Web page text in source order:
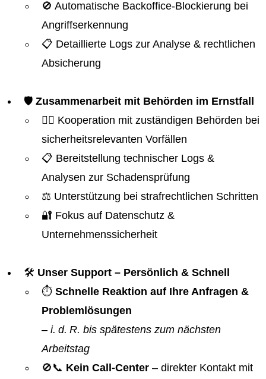
🚫 Automatische Backoffice-Blockierung bei
Angriffserkennung
📋 Detaillierte Logs zur Analyse & rechtlichen
Absicherung
🛡️ Zusammenarbeit mit Behörden im Ernstfall
👮‍♂️ Kooperation mit zuständigen Behörden bei
sicherheitsrelevanten Vorfällen
📋 Bereitstellung technischer Logs &
Analysen zur Schadensprüfung
⚖️ Unterstützung bei strafrechtlichen Schritten
🔐 Fokus auf Datenschutz &
Unternehmenssicherheit
🛠️ Unser Support – Persönlich & Schnell
⏱️ Schnelle Reaktion auf Ihre Anfragen &
Problemlösungen
– i. d. R. bis spätestens zum nächsten
Arbeitstag
🚫📞 Kein Call-Center – direkter Kontakt mit